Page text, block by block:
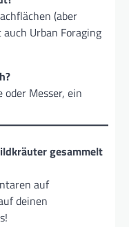
(aber
Urban Foraging
Messer, ein
gesammelt
auf
deinen